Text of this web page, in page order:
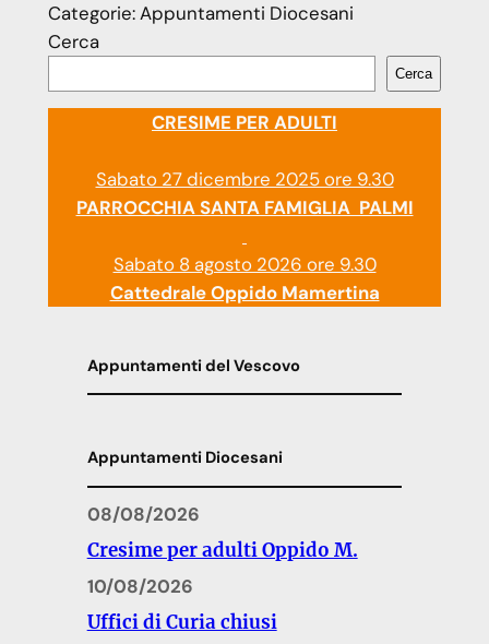
Categorie:Appuntamenti Diocesani
Cerca
Cerca
CRESIME PER ADULTI
Sabato 27 dicembre 2025 ore 9.30
PARROCCHIA SANTA FAMIGLIA PALMI
Sabato 8 agosto 2026 ore 9.30
Cattedrale Oppido Mamertina
Appuntamenti del Vescovo
Appuntamenti Diocesani
08/08/2026
Cresime per adulti Oppido M.
10/08/2026
Uffici di Curia chiusi